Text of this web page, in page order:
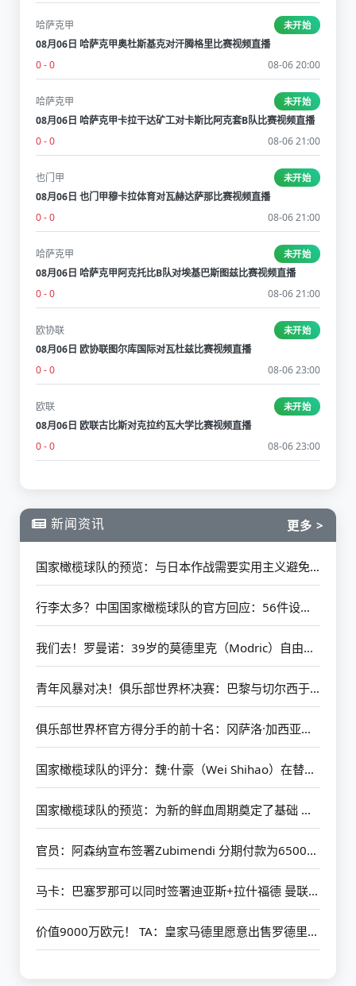
哈萨克甲 未开始
08月06日 哈萨克甲奥杜斯基克对汗腾格里比赛视频直播
0 - 0
08-06 20:00
哈萨克甲 未开始
08月06日 哈萨克甲卡拉干达矿工对卡斯比阿克套B队比赛视频直播
0 - 0
08-06 21:00
也门甲 未开始
08月06日 也门甲穆卡拉体育对瓦赫达萨那比赛视频直播
0 - 0
08-06 21:00
哈萨克甲 未开始
08月06日 哈萨克甲阿克托比B队对埃基巴斯图兹比赛视频直播
0 - 0
08-06 21:00
欧协联 未开始
08月06日 欧协联图尔库国际对瓦杜兹比赛视频直播
0 - 0
08-06 23:00
欧联 未开始
08月06日 欧联古比斯对克拉约瓦大学比赛视频直播
0 - 0
08-06 23:00
新闻资讯 更多 >
国家橄榄球队的预览：与日本作战需要实用主义避免悲剧 更多的新移民可能欢迎他们的首次亮相
行李太多？中国国家橄榄球队的官方回应：56件设备的具体情况如下
我们去！罗曼诺：39岁的莫德里克（Modric）自由加入AC米兰（AC Milan）
青年风暴对决！俱乐部世界杯决赛：巴黎与切尔西于7月14日开始
俱乐部世界杯官方得分手的前十名：冈萨洛·加西亚（Gonzalo Garcia）以4个进球排名第一 其余9人被淘汰
国家橄榄球队的评分：魏·什豪（Wei Shihao）在替补席上的最高分
国家橄榄球队的预览：为新的鲜血周期奠定了基础 韩国仍然需要在第一场比赛中放开手脚
官员：阿森纳宣布签署Zubimendi 分期付款为6500万欧元
马卡：巴塞罗那可以同时签署迪亚斯+拉什福德 曼联承诺首次借给后者
价值9000万欧元！ TA：皇家马德里愿意出售罗德里戈 阿森纳有初步联系